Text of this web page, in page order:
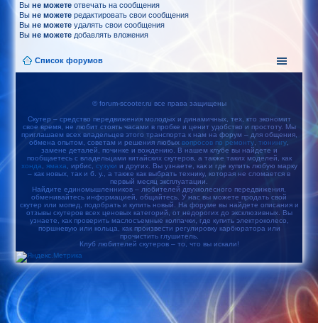
Выне можете отвечать на сообщения
Выне можете редактировать свои сообщения
Выне можете удалять свои сообщения
Выне можете добавлять вложения
Список форумов
© forum-scooter.ru все права защищены
Скутер – средство передвижения молодых и динамичных, тех, кто экономит
свое время, не любит стоять часами в пробке и ценит удобство и простоту. Мы
приглашаем всех владельцев этого транспорта к нам на форум – для общения,
обмена опытом, советам и решения любых вопросов по ремонту тюнингу
замене деталей, починке и вождению. В нашем клубе вы найдете и
пообщаетесь с владельцами китайских скутеров, а также таких моделей, как
хонда
ямаха , ирбис, сузуки и других. Вы узнаете, как и где купить любую марку
– как новых, так и б. у., а также как выбрать технику, которая не сломается в
первый месяц эксплуатации.
Найдите единомышленников – любителей двухколесного передвижения,
обменивайтесь информацией, общайтесь. У нас вы можете продать свой
скутер или мопед, подобрать и купить новый. На форуме вы найдете описания и
отзывы скутеров всех ценовых категорий, от недорогих до эксклюзивных. Вы
узнаете, как проверить маслосъемные колпачки, где купить электроколесо,
поршневую или кольца, как произвести регулировку карбюратора или
прочистить глушитель.
Клуб любителей скутеров – то, что вы искали!